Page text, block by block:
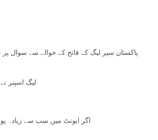
پاکستان سپر لیگ کے فاتح کے حوالے سے سوال پر
لیگ اسپنر
اگر ایونٹ میں سب سے زیادہ